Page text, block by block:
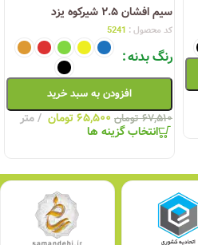
سیم افشان ۲.۵ شیرکوه یزد
کد محصول : 5241
رنگ بدنه
افزودن به سبد خرید
۶۷,۵۱۰ تومان ۶۵,۵۰۰تومان متر
انتخاب گزینه ها